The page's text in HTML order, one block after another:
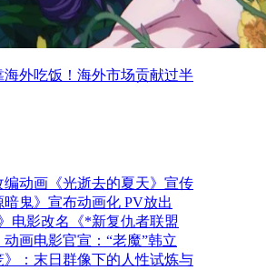
海外吃饭！海外市场贡献过半
动画《光逝去的夏天》宣传
鬼》宣布动画化 PV放出
电影改名《*新复仇者联盟
动画电影官宣：“老魔”韩立
：末日群像下的人性试炼与